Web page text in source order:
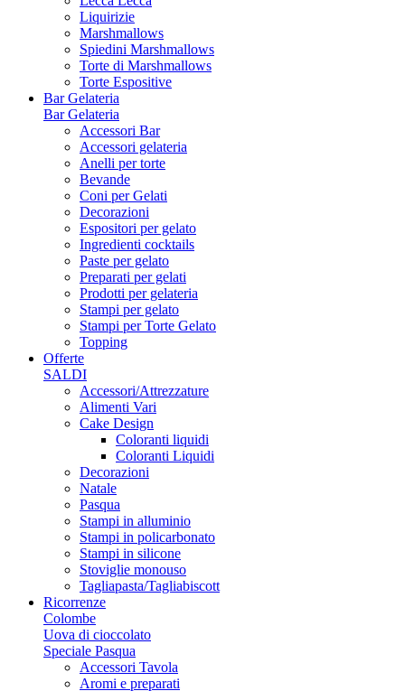
Liquirizie
Marshmallows
Spiedini Marshmallows
Torte di Marshmallows
Torte Espositive
Bar Gelateria
Bar Gelateria
Accessori Bar
Accessori gelateria
Anelli per torte
Bevande
Coni per Gelati
Decorazioni
Espositori per gelato
Ingredienti cocktails
Paste per gelato
Preparati per gelati
Prodotti per gelateria
Stampi per gelato
Stampi per Torte Gelato
Topping
Offerte
SALDI
Accessori/Attrezzature
Alimenti Vari
Cake Design
Coloranti liquidi
Coloranti Liquidi
Decorazioni
Natale
Pasqua
Stampi in alluminio
Stampi in policarbonato
Stampi in silicone
Stoviglie monouso
Tagliapasta/Tagliabiscott
Ricorrenze
Colombe
Uova di cioccolato
Speciale Pasqua
Accessori Tavola
Aromi e preparati